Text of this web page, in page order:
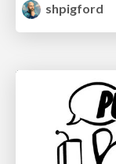
shpigford